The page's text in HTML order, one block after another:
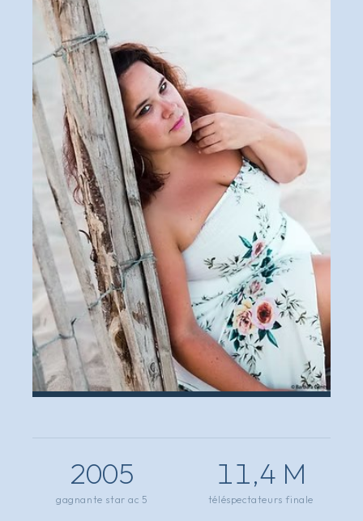
2005
gagnante star ac 5
11,4 M
téléspectateurs finale